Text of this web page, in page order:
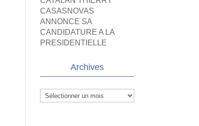
CASASNOVAS
ANNONCE SA
CANDIDATURE A LA
PRESIDENTIELLE
Archives
Archives